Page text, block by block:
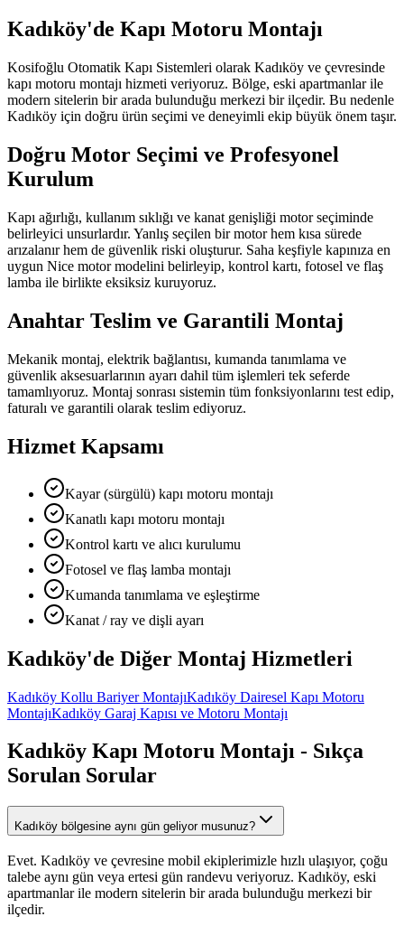
Kadıköy'de Kapı Motoru Montajı
Kosifoğlu Otomatik Kapı Sistemleri olarak Kadıköy ve çevresinde
kapı motoru montajı hizmeti veriyoruz. Bölge, eski apartmanlar ile
modern sitelerin bir arada bulunduğu merkezi bir ilçedir. Bu nedenle
Kadıköy için doğru ürün seçimi ve deneyimli ekip büyük önem taşır.
Doğru Motor Seçimi ve Profesyonel
Kurulum
Kapı ağırlığı, kullanım sıklığı ve kanat genişliği motor seçiminde
belirleyici unsurlardır. Yanlış seçilen bir motor hem kısa sürede
arızalanır hem de güvenlik riski oluşturur. Saha keşfiyle kapınıza en
uygun Nice motor modelini belirleyip, kontrol kartı, fotosel ve flaş
lamba ile birlikte eksiksiz kuruyoruz.
Anahtar Teslim ve Garantili Montaj
Mekanik montaj, elektrik bağlantısı, kumanda tanımlama ve
güvenlik aksesuarlarının ayarı dahil tüm işlemleri tek seferde
tamamlıyoruz. Montaj sonrası sistemin tüm fonksiyonlarını test edip,
faturalı ve garantili olarak teslim ediyoruz.
Hizmet Kapsamı
Kayar (sürgülü) kapı motoru montajı
Kanatlı kapı motoru montajı
Kontrol kartı ve alıcı kurulumu
Fotosel ve flaş lamba montajı
Kumanda tanımlama ve eşleştirme
Kanat / ray ve dişli ayarı
Kadıköy'de Diğer Montaj Hizmetleri
Kadıköy Kollu Bariyer MontajıKadıköy Dairesel Kapı Motoru
MontajıKadıköy Garaj Kapısı ve Motoru Montajı
Kadıköy Kapı Motoru Montajı - Sıkça
Sorulan Sorular
Kadıköy bölgesine aynı gün geliyor musunuz?
Evet. Kadıköy ve çevresine mobil ekiplerimizle hızlı ulaşıyor, çoğu
talebe aynı gün veya ertesi gün randevu veriyoruz. Kadıköy, eski
apartmanlar ile modern sitelerin bir arada bulunduğu merkezi bir
ilçedir.